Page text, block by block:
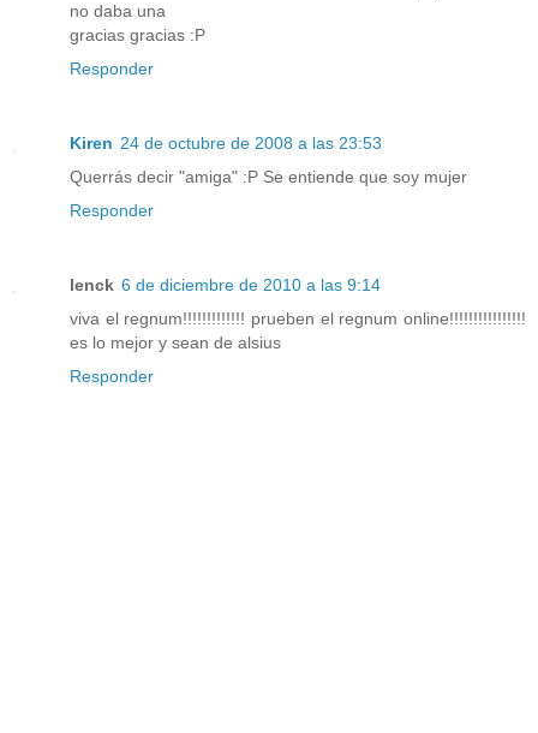
no daba una
gracias gracias :P
Responder
Kiren 24 de octubre de 2008 a las 23:53
Querrás decir "amiga" :P Se entiende que soy mujer
Responder
lenck 6 de diciembre de 2010 a las 9:14
viva el regnum!!!!!!!!!!!!! prueben el regnum online!!!!!!!!!!!!!!!!
es lo mejor y sean de alsius
Responder